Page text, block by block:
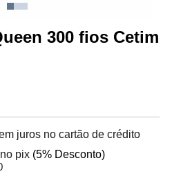
300 fios Cetim
juros no cartão de crédito
pix (5% Desconto)